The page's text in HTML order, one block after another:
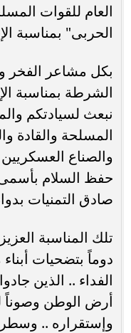
العام للقوات
الحربى" بمناسبة
بكل مشاعر الفخر
الشرطة بمناسبة
نبعث لسيادتكم
المسلحة والقادة
والصناع
حفظ السلام بأسمى
صادق التمنيات
تلك المناسبة
دوماً بتضحيات
الفداء .. الذين
أرض الوطن وصوناً
وإستقراره ..